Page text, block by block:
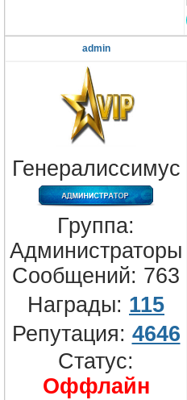
admin
Генералиссимус
Группа:
Администраторы
Сообщений: 763
Награды: 115
Репутация: 4646
Статус:
Оффлайн